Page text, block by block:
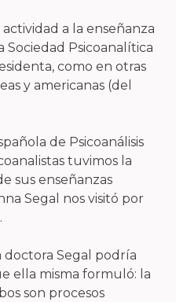
a la enseñanza
Sociedad Psicoanalítica
como en otras
y americanas (del
de Psicoanálisis
tuvimos la
sus enseñanzas
Segal nos visitó por
Segal podría
ella misma formuló: la
son procesos